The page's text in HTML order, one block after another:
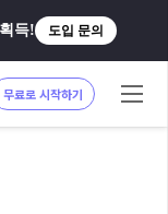
득! 도입 문의
무료로 시작하기